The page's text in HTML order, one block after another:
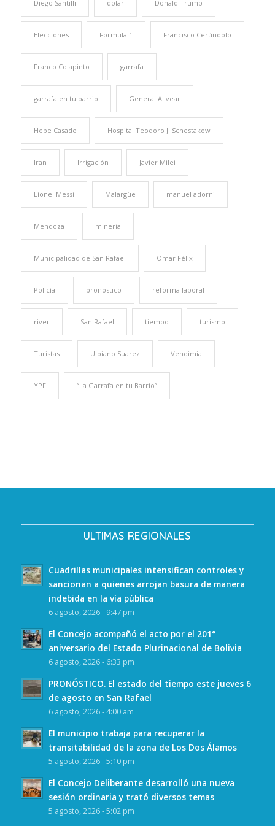
Diego Santilli dolar Donald Trump
Elecciones Formula 1 Francisco Cerúndolo
Franco Colapinto garrafa
garrafa en tu barrio General ALvear
Hebe Casado Hospital Teodoro J. Schestakow
Iran Irrigación Javier Milei
Lionel Messi Malargüe manuel adorni
Mendoza minería
Municipalidad de San Rafael Omar Félix
Policía pronóstico reforma laboral
river San Rafael tiempo turismo
Turistas Ulpiano Suarez Vendimia
YPF “La Garrafa en tu Barrio”
ULTIMAS REGIONALES
Cuadrillas municipales intensifican controles y
sancionan a quienes arrojan basura de manera
indebida en la vía pública
6 agosto, 2026 - 9:47 pm
El Concejo acompañó el acto por el 201°
aniversario del Estado Plurinacional de Bolivia
6 agosto, 2026 - 6:33 pm
PRONÓSTICO. El estado del tiempo este jueves 6
de agosto en San Rafael
6 agosto, 2026 - 4:00 am
El municipio trabaja para recuperar la
transitabilidad de la zona de Los Dos Álamos
5 agosto, 2026 - 5:10 pm
El Concejo Deliberante desarrolló una nueva
sesión ordinaria y trató diversos temas
5 agosto, 2026 - 5:02 pm